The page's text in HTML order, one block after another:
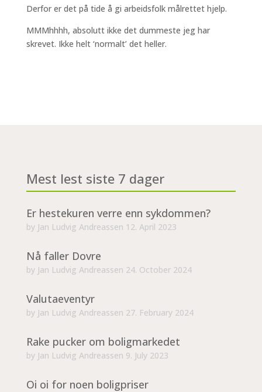
Derfor er det på tide å gi arbeidsfolk målrettet hjelp.
MMMhhhh, absolutt ikke det dummeste jeg har
skrevet. Ikke helt ‘normalt’ det heller.
Mest lest siste 7 dager
Er hestekuren verre enn sykdommen?
by Jan Ludvig Andreassen 12. April 2023
Nå faller Dovre
by Jan Ludvig Andreassen 24. October 2024
Valutaeventyr
by Jan Ludvig Andreassen 27. February 2024
Rake pucker om boligmarkedet
by Jan Ludvig Andreassen 9. July 2023
Oi oi for noen boligpriser